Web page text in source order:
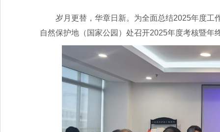
岁月更替，华章日新。为全面总结2025年度工
自然保护地（国家公园）处召开2025年度考核暨